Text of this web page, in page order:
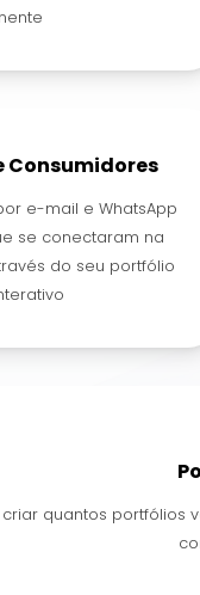
Consumidores
e-mail e WhatsApp
se conectaram na
do seu portfólio
quantos portfólios